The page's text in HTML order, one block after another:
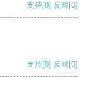
支持[0] 反对[0]
支持[0] 反对[0]